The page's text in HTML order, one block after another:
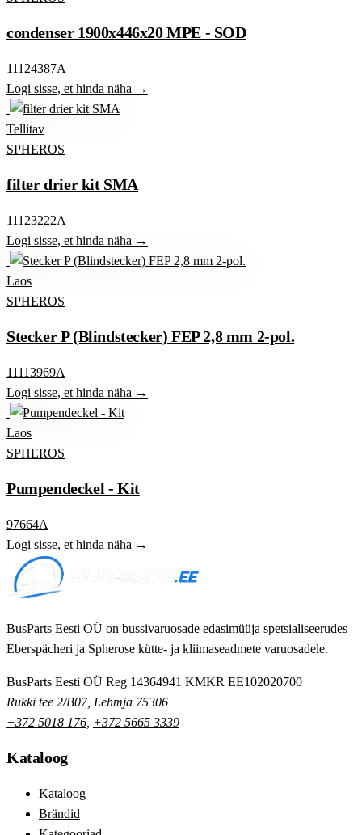
condenser 1900x446x20 MPE - SOD
11124387A
Logi sisse, et hinda näha →
Tellitav
SPHEROS
filter drier kit SMA
11123222A
Logi sisse, et hinda näha →
Laos
SPHEROS
Stecker P (Blindstecker) FEP 2,8 mm 2-pol.
11113969A
Logi sisse, et hinda näha →
Laos
SPHEROS
Pumpendeckel - Kit
97664A
Logi sisse, et hinda näha →
BusParts Eesti OÜ on bussivaruosade edasimüüja spetsialiseerudes
Eberspächeri ja Spherose kütte- ja kliimaseadmete varuosadele.
BusParts Eesti OÜ Reg 14364941 KMKR EE102020700
Rukki tee 2/B07, Lehmja 75306
+372 5018 176 +372 5665 3339
Kataloog
Kataloog
Brändid